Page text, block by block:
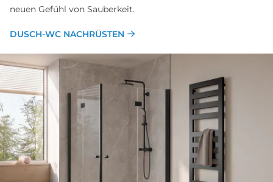
neuen Gefühl von Sauberkeit.
DUSCH-WC NACHRÜSTEN